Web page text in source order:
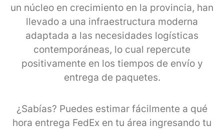
un núcleo en crecimiento en la provincia, han
llevado a una infraestructura moderna
adaptada a las necesidades logísticas
contemporáneas, lo cual repercute
positivamente en los tiempos de envío y
entrega de paquetes.
¿Sabías? Puedes estimar fácilmente a qué
hora entrega FedEx en tu área ingresando tu